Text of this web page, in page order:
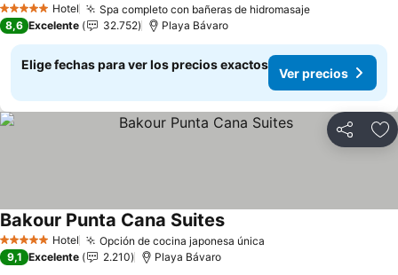
5 Estrellas Hotel Spa completo con bañeras de hidromasaje
8,6 Excelente 32.752 Playa Bávaro
Elige fechas para ver los precios exactos
Ver precios
Compartir
5 Estrellas Hotel Opción de cocina japonesa única
Bakour Punta Cana Suites
9,1 Excelente 2.210 Playa Bávaro